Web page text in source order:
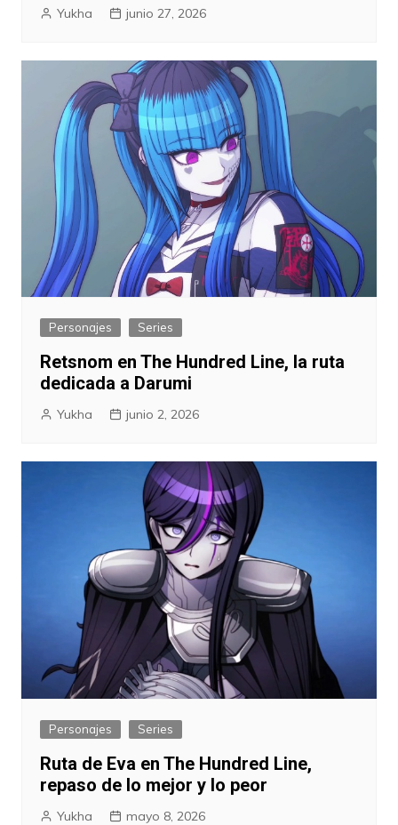
Yukha junio 27, 2026
Personajes Series
Retsnom en The Hundred Line, la ruta
dedicada a Darumi
Yukha junio 2, 2026
Personajes Series
Ruta de Eva en The Hundred Line,
repaso de lo mejor y lo peor
Yukha mayo 8, 2026